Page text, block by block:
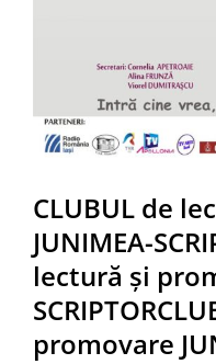
CLUBUL de
JUNIMEA-
lectură şi
SCRIPTOR
promovare